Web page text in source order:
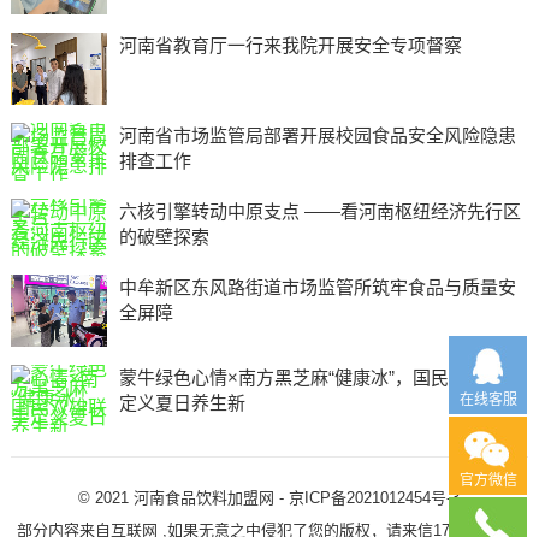
河南省教育厅一行来我院开展安全专项督察
河南省市场监管局部署开展校园食品安全风险隐患
排查工作
六核引擎转动中原支点 ——看河南枢纽经济先行区
的破壁探索
中牟新区东风路街道市场监管所筑牢食品与质量安
全屏障
蒙牛绿色心情×南方黑芝麻“健康冰”，国民双雄联手
定义夏日养生新
© 2021河南食品饮料加盟网 -京ICP备2021012454号-3
部分内容来自互联网 ,如果无意之中侵犯了您的版权，请来信1725506781)
在线客服
官方微信